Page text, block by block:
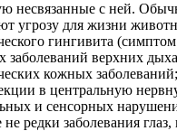
с ней.
угрозу для жизни
гингивита
верхних
кожных
в центральную
и сенсорных
заболевания глаз,